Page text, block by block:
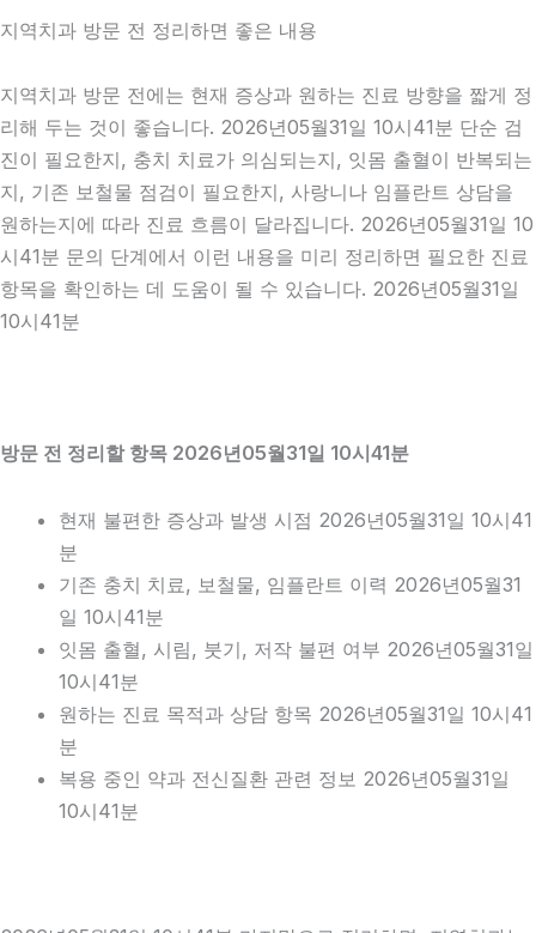
지역치과 방문 전 정리하면 좋은 내용
지역치과 방문 전에는 현재 증상과 원하는 진료 방향을 짧게 정
리해 두는 것이 좋습니다. 2026년05월31일 10시41분 단순 검
진이 필요한지, 충치 치료가 의심되는지, 잇몸 출혈이 반복되는
지, 기존 보철물 점검이 필요한지, 사랑니나 임플란트 상담을
원하는지에 따라 진료 흐름이 달라집니다. 2026년05월31일 10
시41분 문의 단계에서 이런 내용을 미리 정리하면 필요한 진료
항목을 확인하는 데 도움이 될 수 있습니다. 2026년05월31일
10시41분
방문 전 정리할 항목 2026년05월31일 10시41분
현재 불편한 증상과 발생 시점 2026년05월31일 10시41
분
기존 충치 치료, 보철물, 임플란트 이력 2026년05월31
일 10시41분
잇몸 출혈, 시림, 붓기, 저작 불편 여부 2026년05월31일
10시41분
원하는 진료 목적과 상담 항목 2026년05월31일 10시41
분
복용 중인 약과 전신질환 관련 정보 2026년05월31일
10시41분